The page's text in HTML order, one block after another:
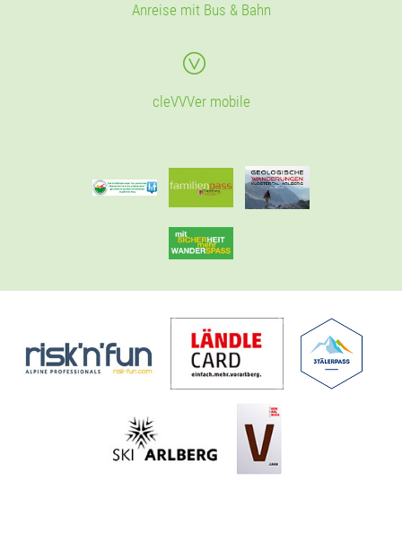
Anreise mit Bus & Bahn
cleVVVer mobile